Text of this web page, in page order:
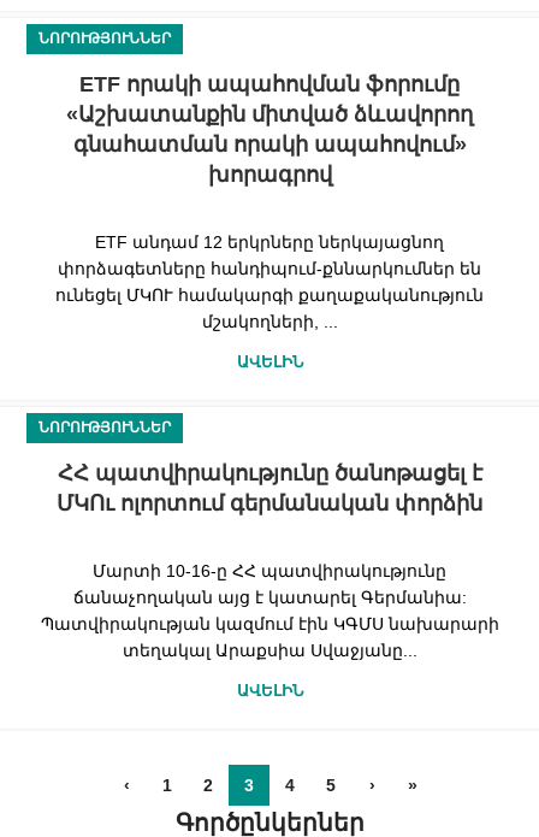
ՆՈՐՈՒԹՅՈՒՆՆԵՐ
ETF որակի ապահովման ֆորումը
«Աշխատանքին միտված ձևավորող
գնահատման որակի ապահովում»
խորագրով
ETF անդամ 12 երկրները ներկայացնող
փորձագետները հանդիպում-քննարկումներ են
ունեցել ՄԿՈՒ համակարգի քաղաքականություն
մշակողների, ...
ԱՎԵԼԻՆ
ՆՈՐՈՒԹՅՈՒՆՆԵՐ
ՀՀ պատվիրակությունը ծանոթացել է
ՄԿՈւ ոլորտում գերմանական փորձին
Մարտի 10-16-ը ՀՀ պատվիրակությունը
ճանաչողական այց է կատարել Գերմանիա:
Պատվիրակության կազմում էին ԿԳՄՍ նախարարի
տեղակալ Արաքսիա Սվաջյանը...
ԱՎԵԼԻՆ
‹ 1 2 3 4 5 › »
Գործընկերներ